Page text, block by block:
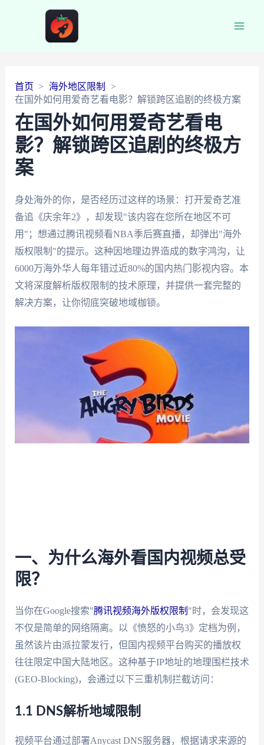
首页
海外地区限制
在国外如何用爱奇艺看电影？解锁跨区追剧的终极方案
在国外如何用爱奇艺看电
影？解锁跨区追剧的终极方
案
身处海外的你，是否经历过这样的场景：打开爱奇艺准
备追《庆余年2》，却发现"该内容在您所在地区不可
用"；想通过腾讯视频看NBA季后赛直播，却弹出"海外
版权限制"的提示。这种因地理边界造成的数字鸿沟，让
6000万海外华人每年错过近80%的国内热门影视内容。本
文将深度解析版权限制的技术原理，并提供一套完整的
解决方案，让你彻底突破地域枷锁。
一、为什么海外看国内视频总受
限？
当你在Google搜索"腾讯视频海外版权限制 "时，会发现这
不仅是简单的网络隔离。以《愤怒的小鸟3》定档为例，
虽然该片由派拉蒙发行，但国内视频平台购买的播放权
往往限定中国大陆地区。这种基于IP地址的地理围栏技术
(GEO-Blocking)，会通过以下三重机制拦截访问：
1.1 DNS解析地域限制
视频平台通过部署Anycast DNS服务器，根据请求来源的